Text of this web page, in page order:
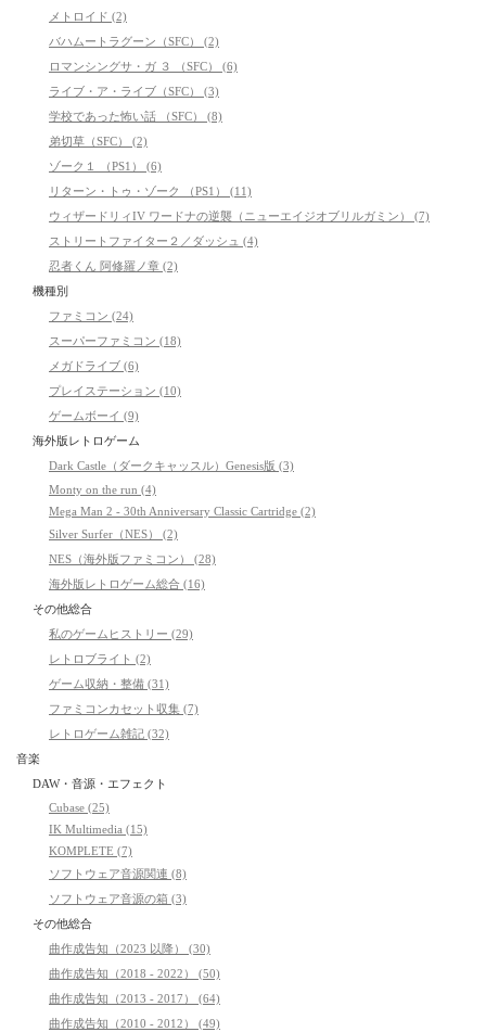
メトロイド (2)
バハムートラグーン（SFC） (2)
ロマンシングサ・ガ ３ （SFC） (6)
ライブ・ア・ライブ（SFC） (3)
学校であった怖い話 （SFC） (8)
弟切草（SFC） (2)
ゾーク１ （PS1） (6)
リターン・トゥ・ゾーク （PS1） (11)
ウィザードリィIV ワードナの逆襲（ニューエイジオブリルガミン） (7)
ストリートファイター２／ダッシュ (4)
忍者くん 阿修羅ノ章 (2)
機種別
ファミコン (24)
スーパーファミコン (18)
メガドライブ (6)
プレイステーション (10)
ゲームボーイ (9)
海外版レトロゲーム
Dark Castle（ダークキャッスル）Genesis版 (3)
Monty on the run (4)
Mega Man 2 - 30th Anniversary Classic Cartridge (2)
Silver Surfer（NES） (2)
NES（海外版ファミコン） (28)
海外版レトロゲーム総合 (16)
その他総合
私のゲームヒストリー (29)
レトロブライト (2)
ゲーム収納・整備 (31)
ファミコンカセット収集 (7)
レトロゲーム雑記 (32)
音楽
DAW・音源・エフェクト
Cubase (25)
IK Multimedia (15)
KOMPLETE (7)
ソフトウェア音源関連 (8)
ソフトウェア音源の箱 (3)
その他総合
曲作成告知（2023 以降） (30)
曲作成告知（2018 - 2022） (50)
曲作成告知（2013 - 2017） (64)
曲作成告知（2010 - 2012） (49)